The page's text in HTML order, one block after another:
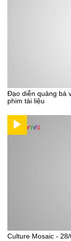
Đạo diễn quảng bá
phim tài liệu
Culture Mosaic -